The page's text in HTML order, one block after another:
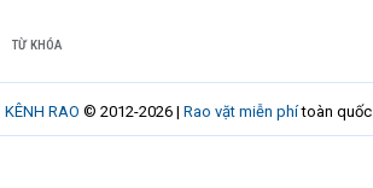
TỪ KHÓA
KÊNH RAO © 2012-2026 | Rao vặt miễn phítoàn quốc